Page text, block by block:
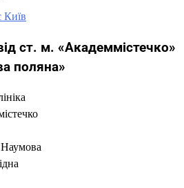
Київ
ст. м. «Академмістечко»
поляна»
Наумова